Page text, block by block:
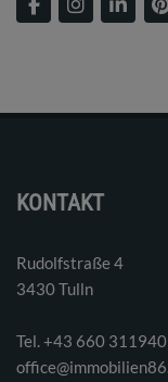
KONTAKT
Rudolfstraße 4
3430 Tulln
Tel. ‭+43 660